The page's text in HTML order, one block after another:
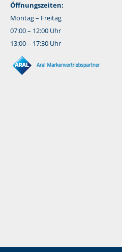
Öffnungszeiten:
Montag – Freitag
07:00 – 12:00 Uhr
13:00 – 17:30 Uhr